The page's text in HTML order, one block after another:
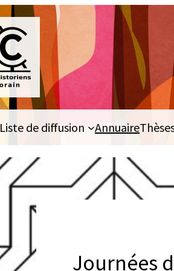
Liste de diffusion Annuaire
Journées